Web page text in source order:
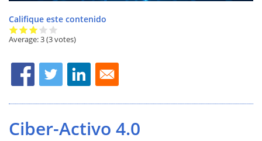
Califique este contenido
Average:3(3 votes)
Ciber-Activo 4.0